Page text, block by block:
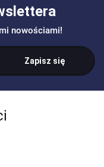
nowościami!